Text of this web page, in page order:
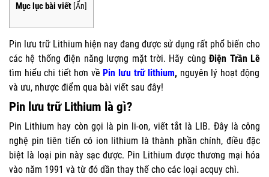
Mục lục bài viết [Ẩn]
Pin lưu trữ Lithium hiện nay đang được sử dụng rất phổ biến cho
các hệ thống điện năng lượng mặt trời. Hãy cùngĐiện Trần Lê
tìm hiểu chi tiết hơn về Pin lưu trữ lithium, nguyên lý hoạt động
và ưu, nhược điểm qua bài viết sau đây!
Pin lưu trữ Lithium là gì?
Pin Lithium hay còn gọi là pin li-on, viết tắt là LIB. Đây là công
nghệ pin tiên tiến có ion lithium là thành phần chính, điều đặc
biệt là loại pin này sạc được. Pin Lithium được thương mại hóa
vào năm 1991 và từ đó dần thay thế cho các loại acquy chì.